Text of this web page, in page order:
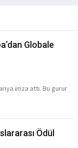
Globale
imza attı. Bu gurur
Ödül